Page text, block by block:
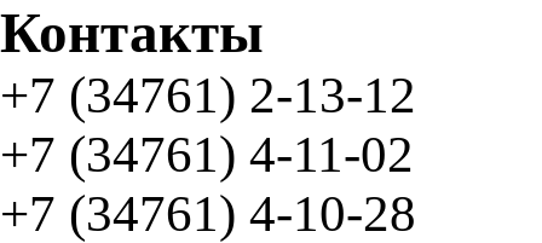
Контакты
+7 (34761) 2-13-12
+7 (34761) 4-11-02
+7 (34761) 4-10-28